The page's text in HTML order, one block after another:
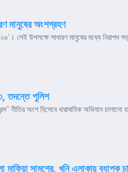
মানুষের অংশগ্রহণ
সেই উপলক্ষে সাধারণ মানুষের মধ্যে নিরাপদ
তদন্তে পুলিশ
নীতির অংশ হিসেবে ধারাবাহিক অভিযান
সামশের, খনি এলাকায় ব্যাপক